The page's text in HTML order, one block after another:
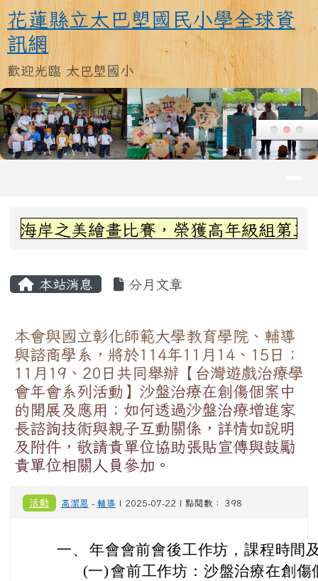
跳至主內容區
花蓮縣立太巴塱國民小學全球資訊
花蓮縣立太巴塱國民小學全球資
訊網
歡迎光臨 太巴塱國小
上中區域內容
比賽，榮獲高年級組第三名~感謝丞左
主內容區域
本站消息 分月文章
本會與國立彰化師範大學教育學院、輔導
與諮商學系，將於114年11月14、15日；
11月19、20日共同舉辦【台灣遊戲治療學
會年會系列活動】沙盤治療在創傷個案中
的開展及應用；如何透過沙盤治療增進家
長諮詢技術與親子互動關係，詳情如說明
及附件，敬請貴單位協助張貼宣傳與鼓勵
貴單位相關人員參加。
活動 高潔恩-輔導| 2025-07-22 | 點閱數： 398
一、 年會會前會後工作坊，課程時間
(一)會前工作坊：沙盤治療在創